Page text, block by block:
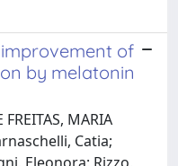
of
by melatonin
MARIA
Catia;